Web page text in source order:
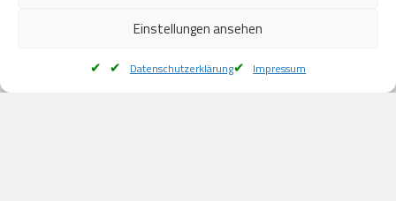
Einstellungen ansehen
Datenschutzerklärung Impressum